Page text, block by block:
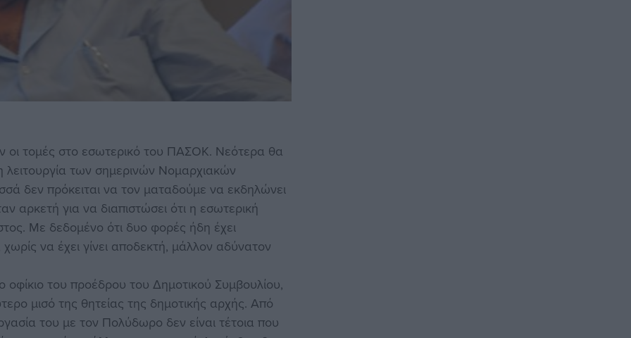
οι τομές στο εσωτερικό του ΠΑΣΟΚ. Νεότερα θα
των σημερινών Νομαρχιακών
δεν πρόκειται να τον ματαδούμε να εκδηλώνει
αρκετή για να διαπιστώσει ότι η εσωτερική
Με δεδομένο ότι δυο φορές ήδη έχει
να έχει γίνει αποδεκτή, μάλλον αδύνατον
του προέδρου του Δημοτικού Συμβουλίου,
μισό της θητείας της δημοτικής αρχής. Από
του με τον Πολύδωρο δεν είναι τέτοια που